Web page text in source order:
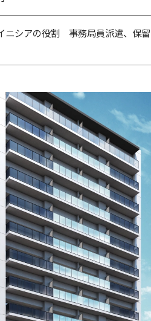
ニシアの役割 事務局員派遣、保留